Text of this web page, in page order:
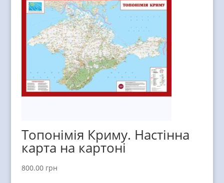
Топонімія Криму. Настінна
карта на картоні
800.00 грн